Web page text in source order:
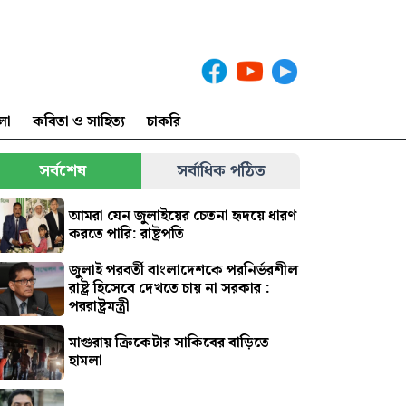
কবিতা ও সাহিত্য চাকরি
সর্বশেষ সর্বাধিক পঠিত
আমরা যেন জুলাইয়ের চেতনা হৃদয়ে ধারণ
করতে পারি: রাষ্ট্রপতি
জুলাই পরবর্তী বাংলাদেশকে পরনির্ভরশীল
রাষ্ট্র হিসেবে দেখতে চায় না সরকার :
পররাষ্ট্রমন্ত্রী
মাগুরায় ক্রিকেটার সাকিবের বাড়িতে
হামলা